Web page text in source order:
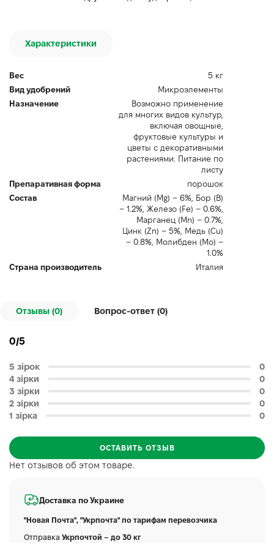
Характеристики
Вес
5 кг
Вид удобрений
Микроэлементы
Назначение
Возможно применение
для многих видов культур,
включая овощные,
фруктовые культуры и
цветы с декоративными
растениями. Питание по
листу
Препаративная форма
порошок
Состав
Магний (Mg) – 6%, Бор (B)
– 1.2%, Железо (Fe) – 0.6%,
Марганец (Mn) – 0.7%,
Цинк (Zn) – 5%, Медь (Cu)
– 0.8%, Молибден (Mo) –
1.0%
Страна производитель
Италия
Отзывы (0) Вопрос-ответ (0)
Нет отзывов об этом товаре.
0/5
5 зірок
0
4 зірки
0
3 зірки
0
2 зірки
0
1 зірка
0
ОСТАВИТЬ ОТЗЫВ
Доставка по Украине
"Новая Почта", "Укрпочта" по тарифам перевозчика
Отправка Укрпочтой – до 30 кг